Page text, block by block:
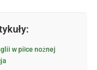
w piłce nożnej